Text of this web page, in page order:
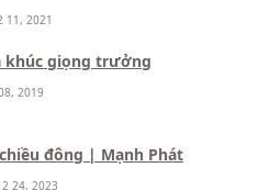
11, 2021
khúc giọng trưởng
2019
đông | Mạnh Phát
24, 2023